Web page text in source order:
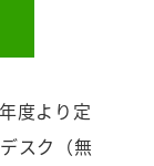
度より定
スク（無